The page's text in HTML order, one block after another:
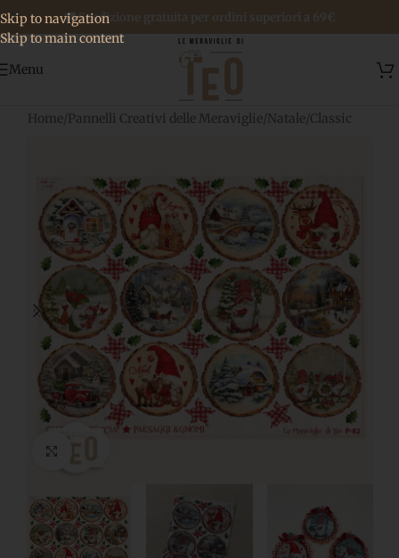
Skip to navigation
Skip to main content
🚚 Spedizione gratuita per ordini superiori a 69€
Menu
Home/Pannelli Creativi delle Meraviglie/Natale/Classic